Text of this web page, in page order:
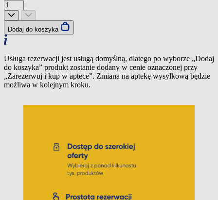
Dodaj do koszyka
Usługa rezerwacji jest usługą domyślną, dlatego po wyborze „Dodaj
do koszyka” produkt zostanie dodany w cenie oznaczonej przy
„Zarezerwuj i kup w aptece”. Zmiana na aptekę wysyłkową będzie
możliwa w kolejnym kroku.